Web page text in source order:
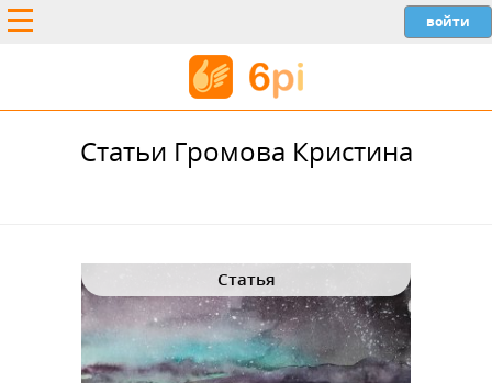
Статьи Громова Кристина
Статья